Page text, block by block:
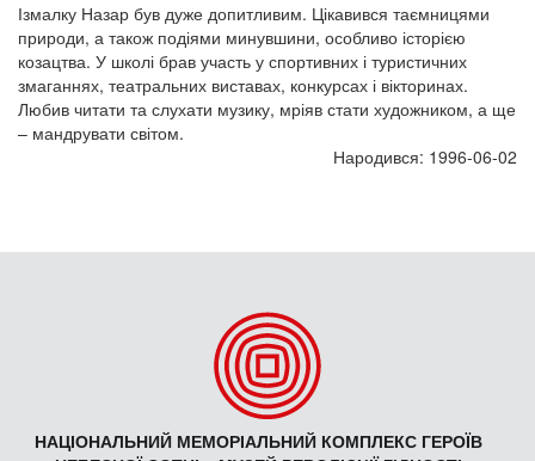
Ізмалку Назар був дуже допитливим. Цікавився таємницями
природи, а також подіями минувшини, особливо історією
козацтва. У школі брав участь у спортивних і туристичних
змаганнях, театральних виставах, конкурсах і вікторинах.
Любив читати та слухати музику, мріяв стати художником, а ще
– мандрувати світом.
Народився: 1996-06-02
НАЦІОНАЛЬНИЙ МЕМОРІАЛЬНИЙ КОМПЛЕКС ГЕРОЇВ